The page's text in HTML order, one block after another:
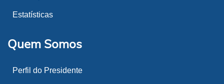
Estatísticas
Quem Somos
Perfil do Presidente